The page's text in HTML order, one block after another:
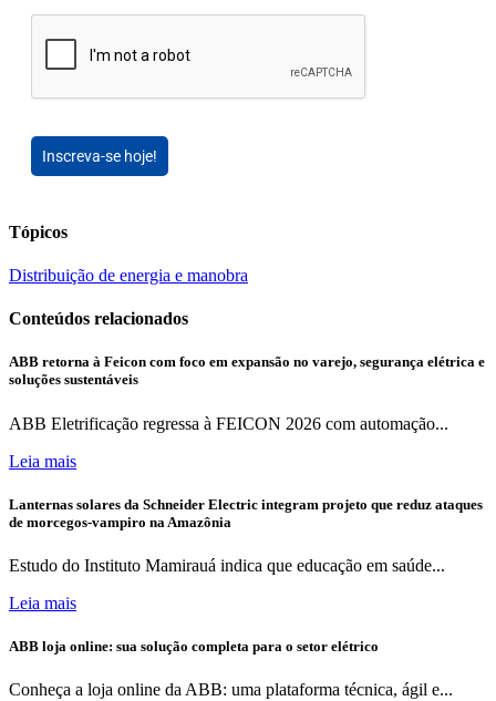
Inscreva-se hoje!
Tópicos
Distribuição de energia e manobra
Conteúdos relacionados
ABB retorna à Feicon com foco em expansão no varejo, segurança elétrica e
soluções sustentáveis
ABB Eletrificação regressa à FEICON 2026 com automação...
Leia mais
Lanternas solares da Schneider Electric integram projeto que reduz ataques
de morcegos-vampiro na Amazônia
Estudo do Instituto Mamirauá indica que educação em saúde...
Leia mais
ABB loja online: sua solução completa para o setor elétrico
Conheça a loja online da ABB: uma plataforma técnica, ágil e...